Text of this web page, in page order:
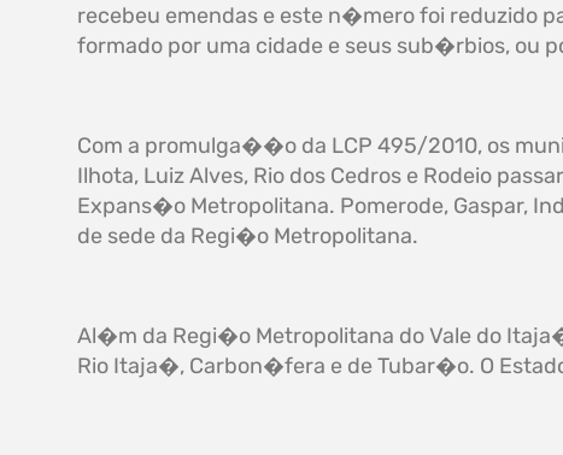
recebeu emendas e este n�mero foi reduzido
formado por uma cidade e seus sub�rbios, ou
Com a promulga��o da LCP 495/2010, os
Ilhota, Luiz Alves, Rio dos Cedros e Rodeio
Expans�o Metropolitana. Pomerode, Gaspar,
de sede da Regi�o Metropolitana.
Al�m da Regi�o Metropolitana do Vale do
Rio Itaja�, Carbon�fera e de Tubar�o. O